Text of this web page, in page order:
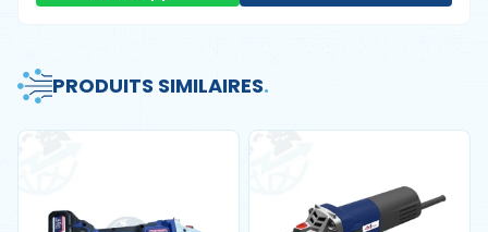
PRODUITS SIMILAIRES.